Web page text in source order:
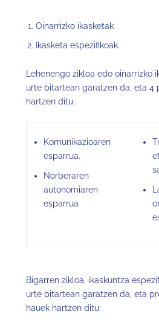
Oinarrizko ikasketak
Ikasketa espezifikoak.
Lehenengo zikloa edo oinarrizko
urte bitartean garatzen da, eta 4
hartzen ditu:
Komunikazioaren
esparrua.
Norberaren
autonomiaren
esparrua
Bigarren zikloa, ikaskuntza
urte bitartean garatzen da, eta
hauek hartzen ditu: